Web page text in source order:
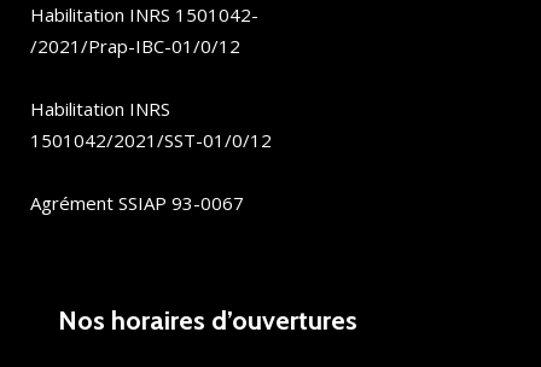
Habilitation INRS 1501042-
/2021/Prap-IBC-01/0/12
Habilitation INRS
1501042/2021/SST-01/0/12
Agrément SSIAP 93-0067
Nos horaires d’ouvertures